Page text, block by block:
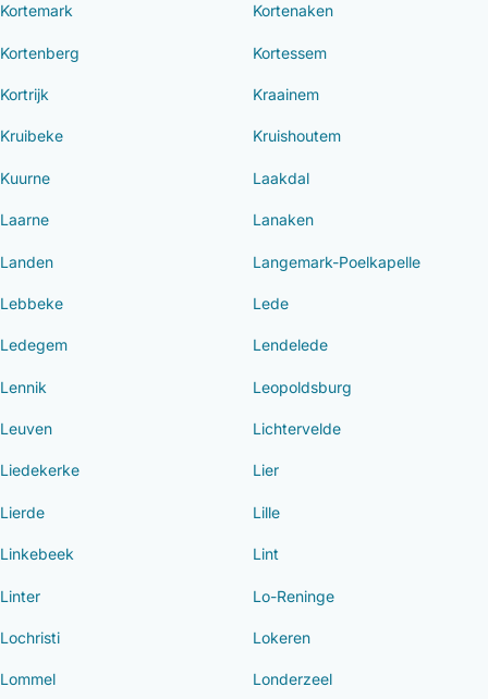
Kortemark Kortenaken
Kortenberg Kortessem
Kortrijk Kraainem
Kruibeke Kruishoutem
Kuurne Laakdal
Laarne Lanaken
Landen Langemark-Poelkapelle
Lebbeke Lede
Ledegem Lendelede
Lennik Leopoldsburg
Leuven Lichtervelde
Liedekerke Lier
Lierde Lille
Linkebeek Lint
Linter Lo-Reninge
Lochristi Lokeren
Lommel Londerzeel